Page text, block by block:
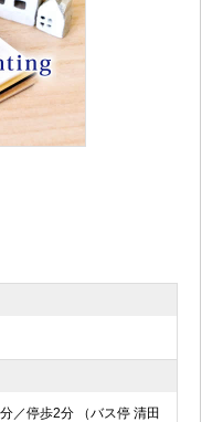
／停歩2分 （バス停 清田